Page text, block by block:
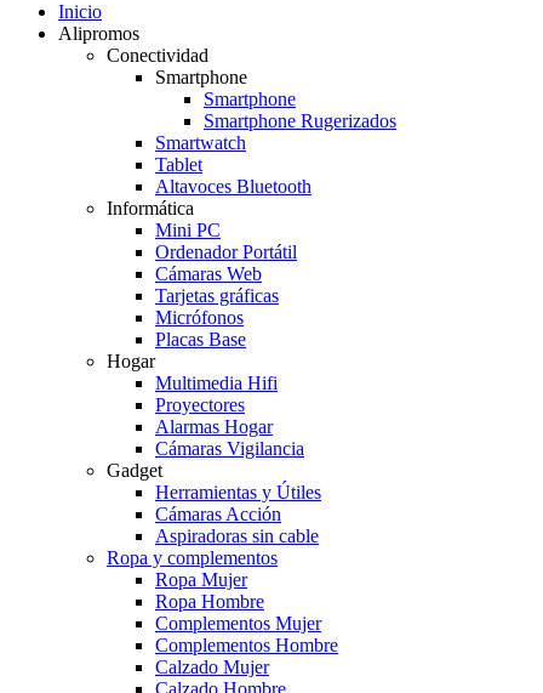
Inicio
Alipromos
Conectividad
Smartphone
Smartphone
Smartphone Rugerizados
Smartwatch
Tablet
Altavoces Bluetooth
Informática
Mini PC
Ordenador Portátil
Cámaras Web
Tarjetas gráficas
Micrófonos
Placas Base
Hogar
Multimedia Hifi
Proyectores
Alarmas Hogar
Cámaras Vigilancia
Gadget
Herramientas y Útiles
Cámaras Acción
Aspiradoras sin cable
Ropa y complementos
Ropa Mujer
Ropa Hombre
Complementos Mujer
Complementos Hombre
Calzado Mujer
Calzado Hombre